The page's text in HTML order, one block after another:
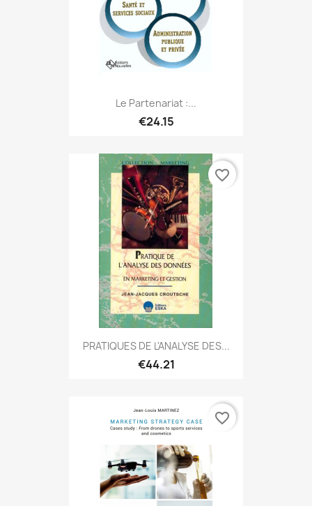
Le Partenariat :...
€24.15
PRATIQUES DE L'ANALYSE DES...
€44.21
favorite_border
favorite_border